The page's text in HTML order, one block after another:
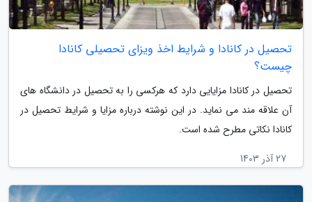
تحصیل در کانادا و شرایط اخذ ویزای تحصیلی کانادا
چیست؟
تحصیل در کانادا مزایایی دارد که هرکسی را به تحصیل در دانشگاه های
آن علاقه مند می نماید. در این نوشته درباره مزایا و شرایط تحصیل در
کانادا نکاتی مطرح شده است.
27 آذر 1403